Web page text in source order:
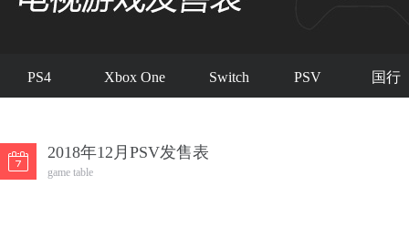
PS4 Xbox One Switch PSV 国行
2018年12月PSV发售表
game table